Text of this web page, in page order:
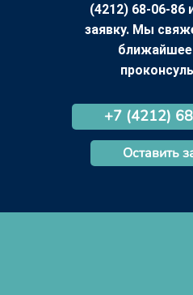
(4212) 68-06-86
заявку. Мы
ближайшее
+7 (4212)
Оставить